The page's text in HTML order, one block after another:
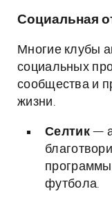
Социальная
Многие клубы
социальных
сообщества и
жизни.
Селтик—
футбола.